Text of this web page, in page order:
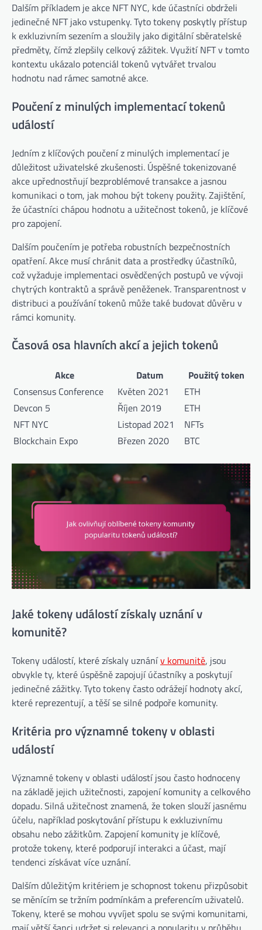
Dalším příkladem je akce NFT NYC, kde účastníci obdrželi
jedinečné NFT jako vstupenky. Tyto tokeny poskytly přístup
k exkluzivním sezením a sloužily jako digitální sběratelské
předměty, čímž zlepšily celkový zážitek. Využití NFT v tomto
kontextu ukázalo potenciál tokenů vytvářet trvalou
hodnotu nad rámec samotné akce.
Poučení z minulých implementací tokenů
událostí
Jedním z klíčových poučení z minulých implementací je
důležitost uživatelské zkušenosti. Úspěšné tokenizované
akce upřednostňují bezproblémové transakce a jasnou
komunikaci o tom, jak mohou být tokeny použity. Zajištění,
že účastníci chápou hodnotu a užitečnost tokenů, je klíčové
pro zapojení.
Dalším poučením je potřeba robustních bezpečnostních
opatření. Akce musí chránit data a prostředky účastníků,
což vyžaduje implementaci osvědčených postupů ve vývoji
chytrých kontraktů a správě peněženek. Transparentnost v
distribuci a používání tokenů může také budovat důvěru v
rámci komunity.
Časová osa hlavních akcí a jejich tokenů
Akce Datum
Použitý token
Consensus Conference
Květen 2021
ETH
Devcon 5
Říjen 2019
ETH
NFT NYC
Listopad 2021
NFTs
Blockchain Expo
Březen 2020 BTC
Jaké tokeny událostí získaly uznání v
komunitě?
Tokeny událostí, které získaly uznánív komunitě, jsou
obvykle ty, které úspěšně zapojují účastníky a poskytují
jedinečné zážitky. Tyto tokeny často odrážejí hodnoty akcí,
které reprezentují, a těší se silné podpoře komunity.
Kritéria pro významné tokeny v oblasti
událostí
Významné tokeny v oblasti událostí jsou často hodnoceny
na základě jejich užitečnosti, zapojení komunity a celkového
dopadu. Silná užitečnost znamená, že token slouží jasnému
účelu, například poskytování přístupu k exkluzivnímu
obsahu nebo zážitkům. Zapojení komunity je klíčové,
protože tokeny, které podporují interakci a účast, mají
tendenci získávat více uznání.
Dalším důležitým kritériem je schopnost tokenu přizpůsobit
se měnícím se tržním podmínkám a preferencím uživatelů.
Tokeny, které se mohou vyvíjet spolu se svými komunitami,